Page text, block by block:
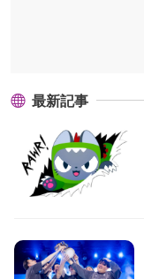
最新記事